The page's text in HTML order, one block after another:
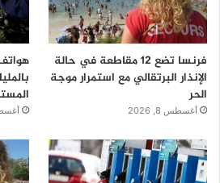
فرنسا تضع 12 مقاطعة في حالة
الإنذار البرتقالي مع استمرار موجة
الحر
أغسطس 8, 2026 أغسطس